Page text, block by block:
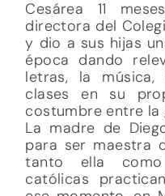
Cesárea 11
directora del
y dio a sus hijas
época dando
letras, la
clases en su
costumbre entre la
La madre de
para ser maestra
tanto ella
católicas